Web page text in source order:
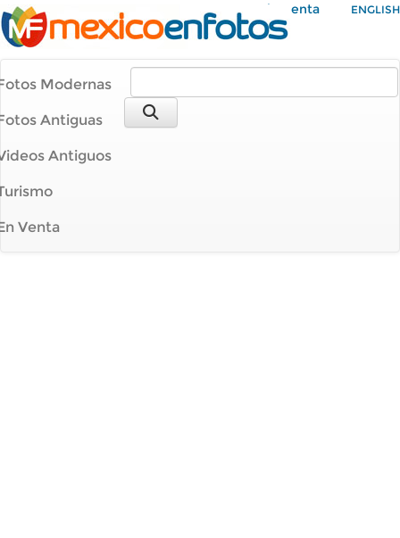
Mi Cuenta ENGLISH
Modernas
Antiguas
Antiguos
Venta